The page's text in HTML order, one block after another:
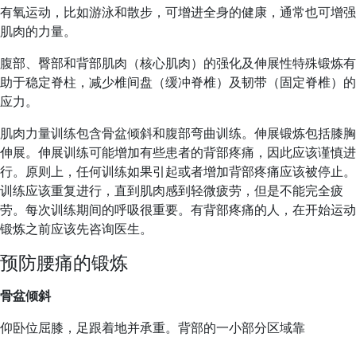
有氧运动，比如游泳和散步，可增进全身的健康，通常也可增强
肌肉的力量。
腹部、臀部和背部肌肉（核心肌肉）的强化及伸展性特殊锻炼有
助于稳定脊柱，减少椎间盘（缓冲脊椎）及韧带（固定脊椎）的
应力。
肌肉力量训练包含骨盆倾斜和腹部弯曲训练。伸展锻炼包括膝胸
伸展。伸展训练可能增加有些患者的背部疼痛，因此应该谨慎进
行。原则上，任何训练如果引起或者增加背部疼痛应该被停止。
训练应该重复进行，直到肌肉感到轻微疲劳，但是不能完全疲
劳。每次训练期间的呼吸很重要。有背部疼痛的人，在开始运动
锻炼之前应该先咨询医生。
预防腰痛的锻炼
骨盆倾斜
仰卧位屈膝，足跟着地并承重。背部的一小部分区域靠